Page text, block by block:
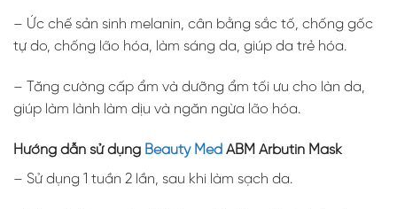
– Ức chế sản sinh melanin, cân bằng sắc tố, chống gốc
tự do, chống lão hóa, làm sáng da, giúp da trẻ hóa.
– Tăng cường cấp ẩm và dưỡng ẩm tối ưu cho làn da,
giúp làm lành làm dịu và ngăn ngừa lão hóa.
Hướng dẫn sử dụng Beauty Med ABM Arbutin Mask
– Sử dụng 1 tuần 2 lần, sau khi làm sạch da.